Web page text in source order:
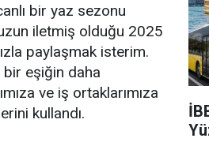
bir yaz sezonu
iletmiş olduğu 2025
paylaşmak isterim.
eşiğin daha
ve iş ortaklarımıza
kullandı.